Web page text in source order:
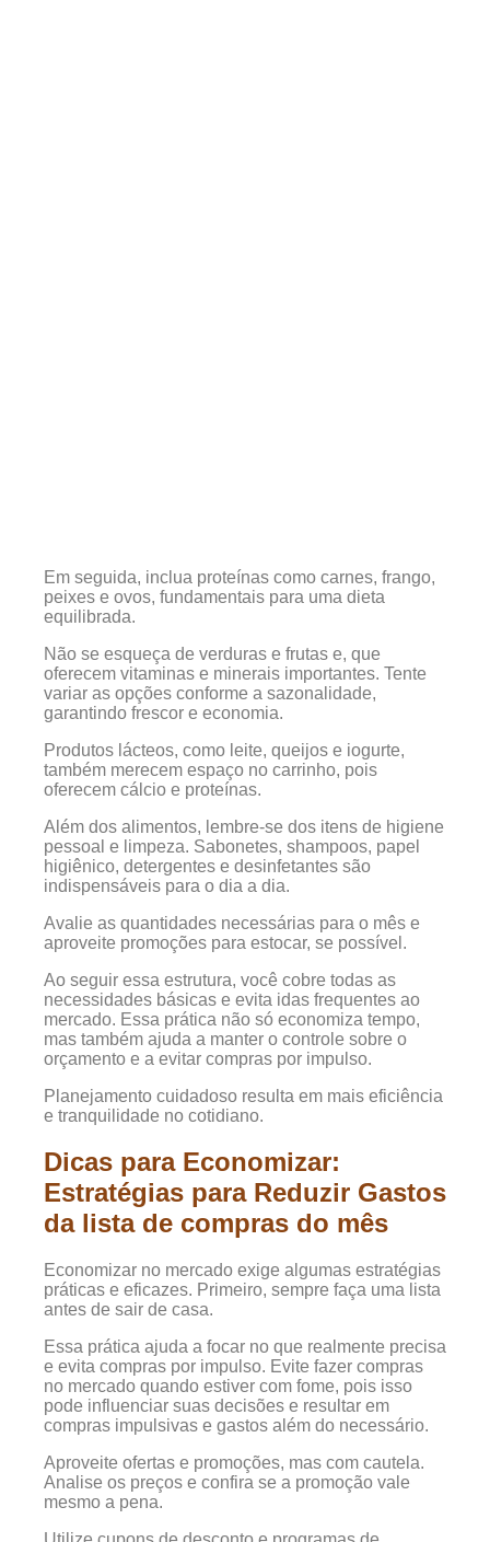
Em seguida, inclua proteínas como carnes, frango,
peixes e ovos, fundamentais para uma dieta
equilibrada.
Não se esqueça de verduras e frutas e, que
oferecem vitaminas e minerais importantes. Tente
variar as opções conforme a sazonalidade,
garantindo frescor e economia.
Produtos lácteos, como leite, queijos e iogurte,
também merecem espaço no carrinho, pois
oferecem cálcio e proteínas.
Além dos alimentos, lembre-se dos itens de higiene
pessoal e limpeza. Sabonetes, shampoos, papel
higiênico, detergentes e desinfetantes são
indispensáveis para o dia a dia.
Avalie as quantidades necessárias para o mês e
aproveite promoções para estocar, se possível.
Ao seguir essa estrutura, você cobre todas as
necessidades básicas e evita idas frequentes ao
mercado. Essa prática não só economiza tempo,
mas também ajuda a manter o controle sobre o
orçamento e a evitar compras por impulso.
Planejamento cuidadoso resulta em mais eficiência
e tranquilidade no cotidiano.
Dicas para Economizar:
Estratégias para Reduzir Gastos
da lista de compras do mês
Economizar no mercado exige algumas estratégias
práticas e eficazes. Primeiro, sempre faça uma lista
antes de sair de casa.
Essa prática ajuda a focar no que realmente precisa
e evita compras por impulso. Evite fazer compras
no mercado quando estiver com fome, pois isso
pode influenciar suas decisões e resultar em
compras impulsivas e gastos além do necessário.
Aproveite ofertas e promoções, mas com cautela.
Analise os preços e confira se a promoção vale
mesmo a pena.